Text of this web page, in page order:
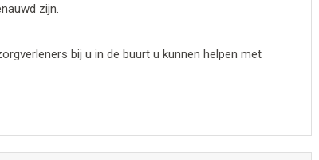
zijn.
bij u in de buurt u kunnen helpen met